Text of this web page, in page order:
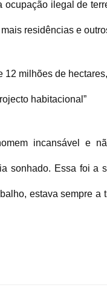
ocupação ilegal de
residências e
12 milhões de
habitacional”
incansável e
sonhado. Essa foi a
estava sempre a